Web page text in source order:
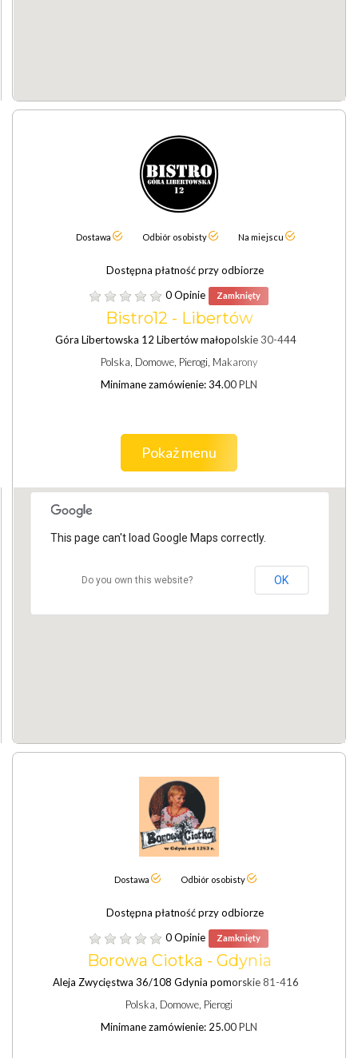
Dostawa Odbiór osobisty Na miejscu
Dostępna płatność przy odbiorze
0 Opinie
Zamknięty
Bistro12 - Libertów
Góra Libertowska 12 Libertów małopolskie 30-444
Polska, Domowe, Pierogi, Makarony
Minimane zamówienie: 34.00 PLN
Pokaż menu
This page can't load Google Maps correctly.
Do you own this website? OK
Dostawa Odbiór osobisty
Dostępna płatność przy odbiorze
0 Opinie
Zamknięty
Borowa Ciotka - Gdynia
Aleja Zwycięstwa 36/108 Gdynia pomorskie 81-416
Polska, Domowe, Pierogi
Minimane zamówienie: 25.00 PLN